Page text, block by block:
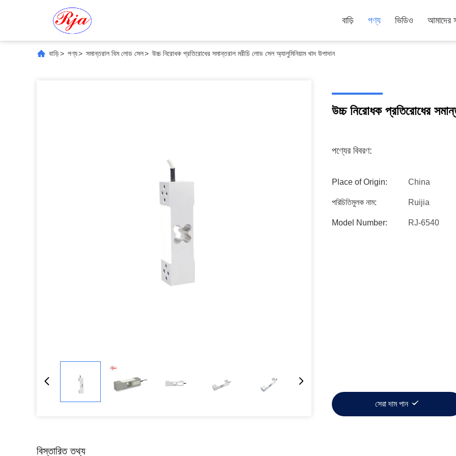
বাড়ি পণ্য ভিডিও আমাদের
বাড়ি> পণ্য> সমান্তরাল বিম লোড সেল> উচ্চ নিরোধক প্রতিরোধের সমান্তরাল মরীচি লোড সেল অ্যালুমিনিয়াম খাদ উপাদান
উচ্চ নিরোধক প্রতিরোধের
পণ্যের বিবরণ:
Place of Origin: China
পরিচিতিমুলক নাম: Ruijia
Model Number: RJ-6540
সেরা দাম পান
বিস্তারিত তথ্য